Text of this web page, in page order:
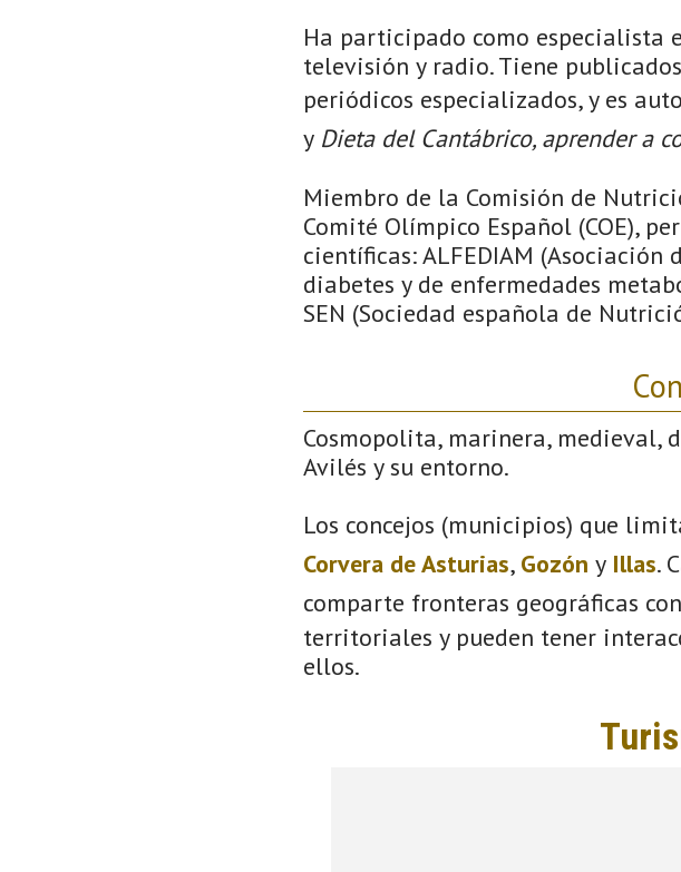
Ha participado como especialista
televisión y radio. Tiene
periódicos especializados, y es
y Dieta del Cantábrico, aprender a
Miembro de la Comisión de
Comité Olímpico Español (COE),
científicas: ALFEDIAM
diabetes y de enfermedades
SEN (Sociedad española de
Cosmopolita, marinera, medieval,
Avilés y su entorno.
Los concejos (municipios) que
Corvera de Asturias, Gozón y Illas.
comparte fronteras geográficas con
territoriales y pueden tener
ellos.